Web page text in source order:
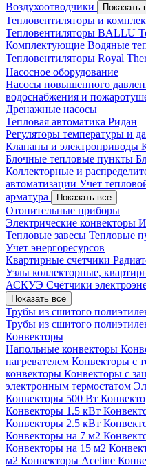
Воздухоотводчики
Показать
Тепловентиляторы и
Тепловентиляторы BALLU
Комплектующие Водяные
Тепловентиляторы Royal
Насосное оборудование
Насосы повышенного
водоснабжения и
Дренажные насосы
Тепловая автоматика Ридан
Регуляторы температуры и
Клапаны и электроприводы
Блочные тепловые пункты
Коллекторные и
автоматизации Учет
арматура
Показать все
Отопительные приборы
Электрические конвекторы
Тепловые завесы Тепловые
Учет энергоресурсов
Квартирные счетчики
Узлы коллекторные,
АСКУЭ Счётчики
Показать все
Трубы из сшитого
Трубы из сшитого
Конвекторы
Напольные конвекторы
нагревателем Конвекторы с
конвекторы Конвекторы с
электронным термостатом
Конвекторы 500 Вт
Конвекторы 1.5 кВт
Конвекторы 2.5 кВт
Конвекторы на 7 м2
Конвекторы на 15 м2
м2 Конвекторы Aceline